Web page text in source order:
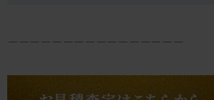
－－－－－－－－－－－－－－－－